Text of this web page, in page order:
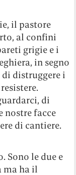
il pastore
al confini
grigie e i
in segno
distruggere i
di
nostre facce
di cantiere.
Sono le due e
ma ha il